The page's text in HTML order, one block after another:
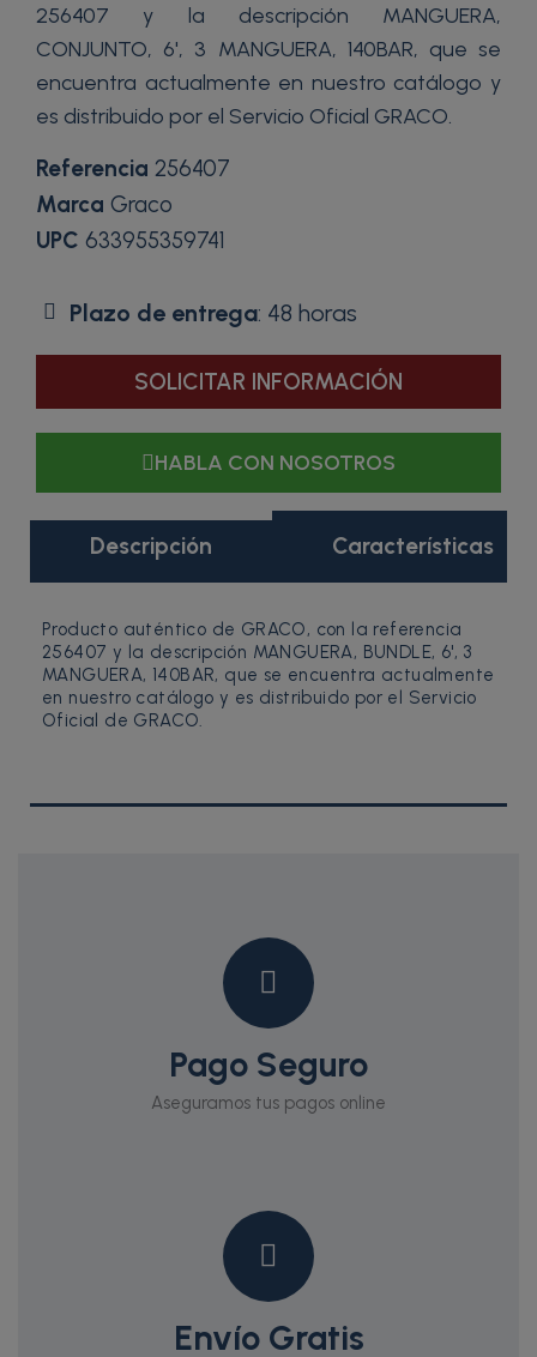
256407 y la descripción MANGUERA,
CONJUNTO, 6', 3 MANGUERA, 140BAR, que se
encuentra actualmente en nuestro catálogo y
es distribuido por el Servicio Oficial GRACO.
Referencia 256407
Marca Graco
UPC 633955359741
Plazo de entrega: 48 horas
SOLICITAR INFORMACIÓN
HABLA CON NOSOTROS
Descripción Características
Producto auténtico de GRACO, con la referencia
256407 y la descripción MANGUERA, BUNDLE, 6', 3
MANGUERA, 140BAR, que se encuentra actualmente
en nuestro catálogo y es distribuido por el Servicio
Oficial de GRACO.
Pago Seguro
Aseguramos tus pagos online
Envío Gratis